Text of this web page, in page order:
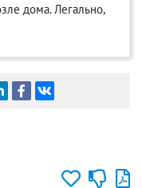
дома. Легально,